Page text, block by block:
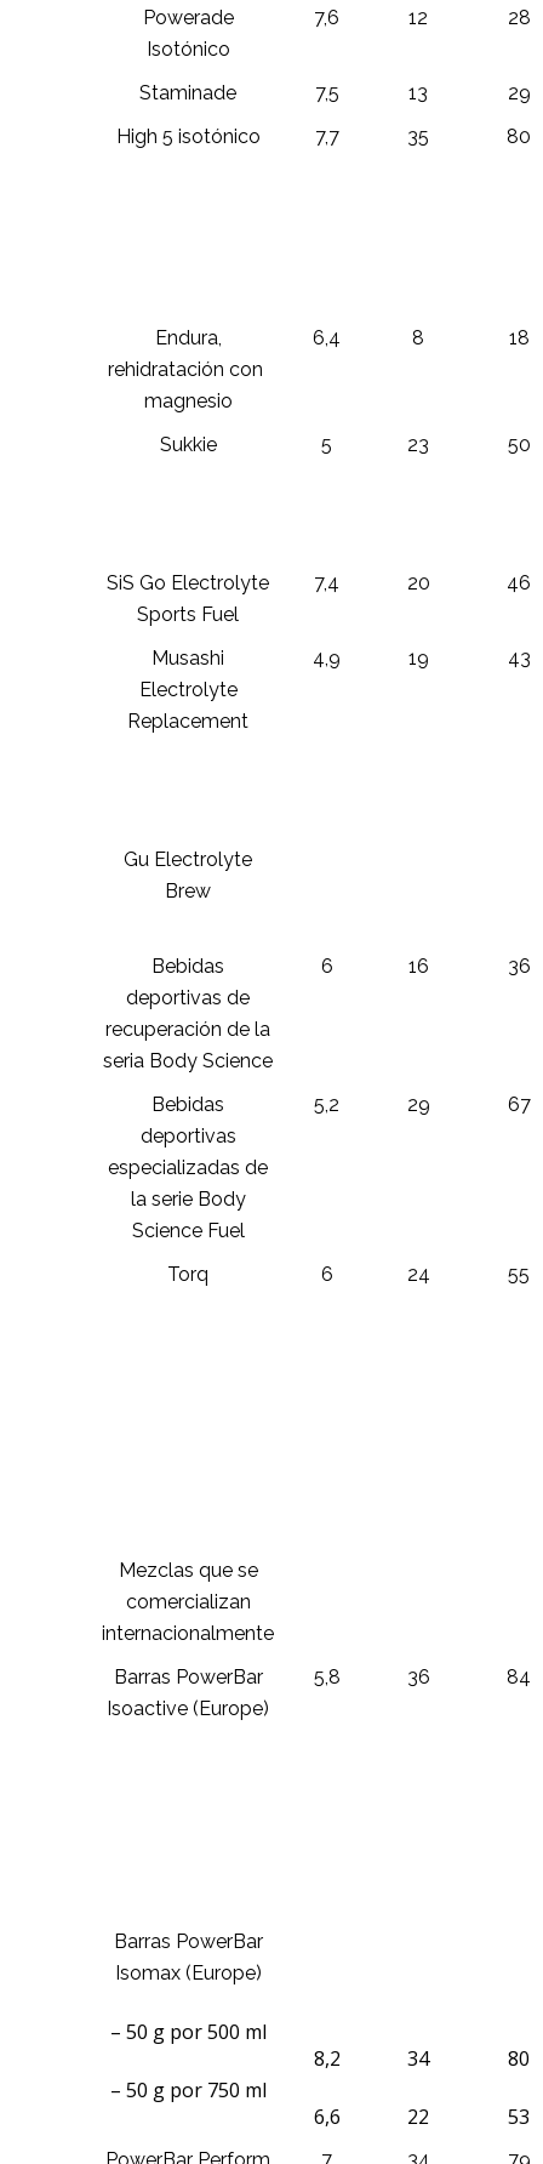
Powerade
Isotónico
7,6 12 28
Staminade 7,5 13
29
High 5 isotónico
7,7 35 80
Endura,
rehidratación con
magnesio
6,4 8 18
Sukkie 5 23 50
SiS Go Electrolyte
Sports Fuel
7,4 20 46
Musashi
Electrolyte
Replacement
4,9 19 43
Gu Electrolyte
Brew
Bebidas
deportivas de
recuperación de la
seria Body Science
6 16 36
Bebidas
deportivas
especializadas de
la serie Body
Science Fuel
5,2 29 67
Torq 6 24 55
Mezclas que se
comercializan
internacionalmente
Barras PowerBar
Isoactive (Europe)
5,8 36 84
Barras PowerBar
Isomax (Europe)
– 50 g por 500 ml
– 50 g por 750 ml
8,2
6,6
34
22
80
53